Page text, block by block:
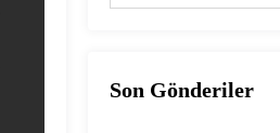
Son Gönderiler